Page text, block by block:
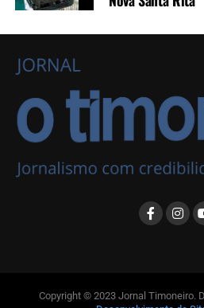
Copyright © 2023 Jornal Timoneiro.